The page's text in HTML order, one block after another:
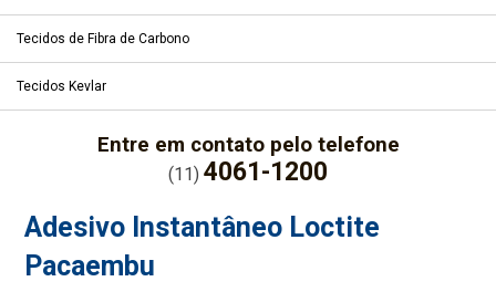
Tecidos de Fibra de Carbono
Tecidos Kevlar
Entre em contato pelo telefone
(11) 4061-1200
Adesivo Instantâneo Loctite
Pacaembu